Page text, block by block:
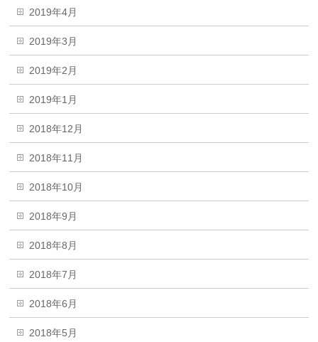
2019年4月
2019年3月
2019年2月
2019年1月
2018年12月
2018年11月
2018年10月
2018年9月
2018年8月
2018年7月
2018年6月
2018年5月